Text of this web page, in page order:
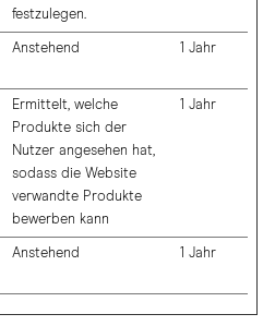
festzulegen.
Anstehend 1 Jahr
Ermittelt, welche
Produkte sich der
Nutzer angesehen hat,
sodass die Website
verwandte Produkte
bewerben kann
1 Jahr
Anstehend 1 Jahr